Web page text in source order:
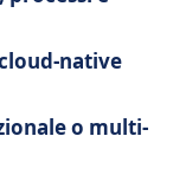
native
o multi-